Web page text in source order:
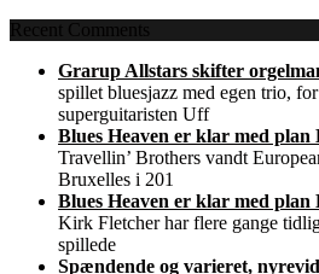
Recent Comments
Grarup Allstars skifter
spillet bluesjazz med egen trio,
superguitaristen Uff
Blues Heaven er klar med plan
Travellin’ Brothers vandt
Bruxelles i 201
Blues Heaven er klar med plan
Kirk Fletcher har flere gange
spillede
Spændende og varieret,